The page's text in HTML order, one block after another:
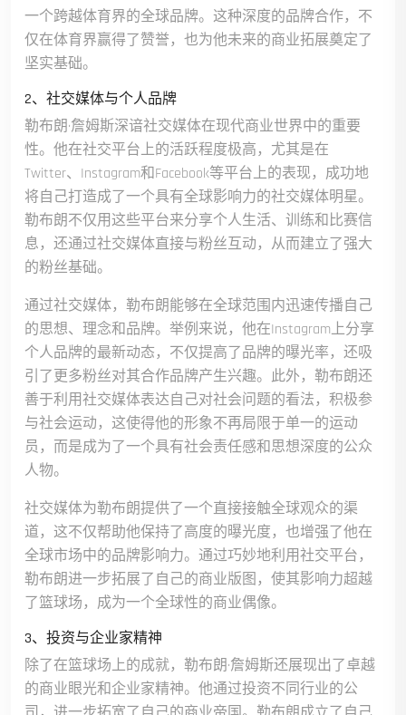
一个跨越体育界的全球品牌。这种深度的品牌合作，不
仅在体育界赢得了赞誉，也为他未来的商业拓展奠定了
坚实基础。
2、社交媒体与个人品牌
勒布朗·詹姆斯深谙社交媒体在现代商业世界中的重要
性。他在社交平台上的活跃程度极高，尤其是在
Twitter、Instagram和Facebook等平台上的表现，成功地
将自己打造成了一个具有全球影响力的社交媒体明星。
勒布朗不仅用这些平台来分享个人生活、训练和比赛信
息，还通过社交媒体直接与粉丝互动，从而建立了强大
的粉丝基础。
通过社交媒体，勒布朗能够在全球范围内迅速传播自己
的思想、理念和品牌。举例来说，他在Instagram上分享
个人品牌的最新动态，不仅提高了品牌的曝光率，还吸
引了更多粉丝对其合作品牌产生兴趣。此外，勒布朗还
善于利用社交媒体表达自己对社会问题的看法，积极参
与社会运动，这使得他的形象不再局限于单一的运动
员，而是成为了一个具有社会责任感和思想深度的公众
人物。
社交媒体为勒布朗提供了一个直接接触全球观众的渠
道，这不仅帮助他保持了高度的曝光度，也增强了他在
全球市场中的品牌影响力。通过巧妙地利用社交平台，
勒布朗进一步拓展了自己的商业版图，使其影响力超越
了篮球场，成为一个全球性的商业偶像。
3、投资与企业家精神
除了在篮球场上的成就，勒布朗·詹姆斯还展现出了卓越
的商业眼光和企业家精神。他通过投资不同行业的公